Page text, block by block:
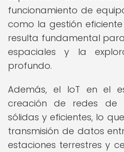
funcionamiento de
como la gestión
resulta fundamental
espaciales y la
profundo.
Además, el IoT en el
creación de redes de
sólidas y eficientes, lo
transmisión de datos
estaciones terrestres y